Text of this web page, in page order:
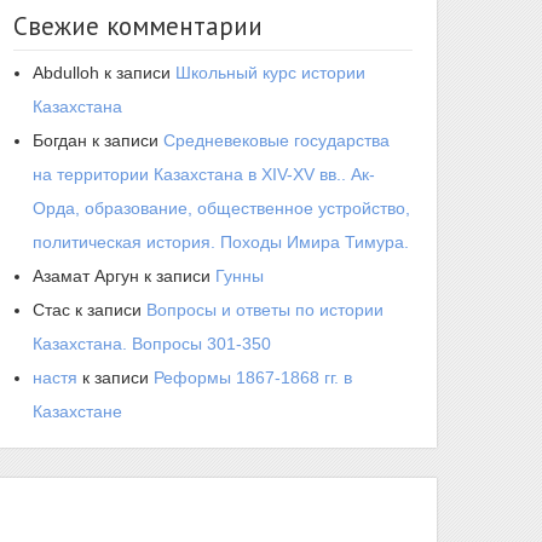
Свежие комментарии
Abdulloh к записи Школьный курс истории
Казахстана
Богдан к записи Средневековые государства
на территории Казахстана в XIV-XV вв.. Ак-
Орда, образование, общественное устройство,
политическая история. Походы Имира Тимура.
Азамат Аргун к записи Гунны
Стас к записи Вопросы и ответы по истории
Казахстана. Вопросы 301-350
настя к записи Реформы 1867-1868 гг. в
Казахстане